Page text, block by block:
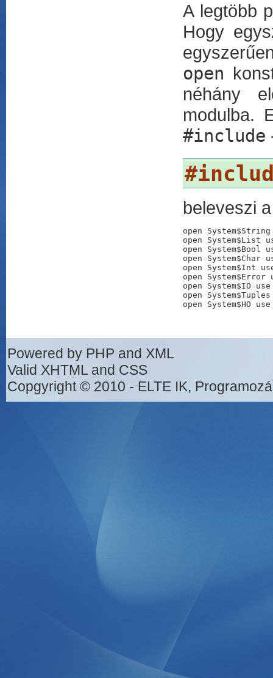
A legtöbb
Hogy
open
néhány
modulba.
#include
beleveszi
open
open System$List
open System$Bool
open System$Char
open System$Int
open
open System$IO
open
Powered by PHP and XML
Valid XHTML and CSS
Copgyright © 2010 - ELTE IK,